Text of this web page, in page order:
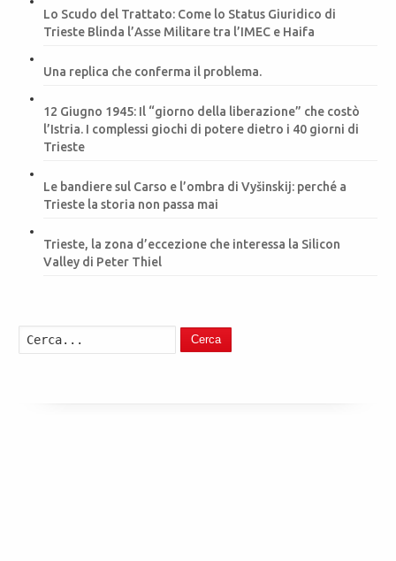
Lo Scudo del Trattato: Come lo Status Giuridico di
Trieste Blinda l’Asse Militare tra l’IMEC e Haifa
Una replica che conferma il problema.
12 Giugno 1945: Il “giorno della liberazione” che costò
l’Istria. I complessi giochi di potere dietro i 40 giorni di
Trieste
Le bandiere sul Carso e l’ombra di Vyšinskij: perché a
Trieste la storia non passa mai
Trieste, la zona d’eccezione che interessa la Silicon
Valley di Peter Thiel
Cerca